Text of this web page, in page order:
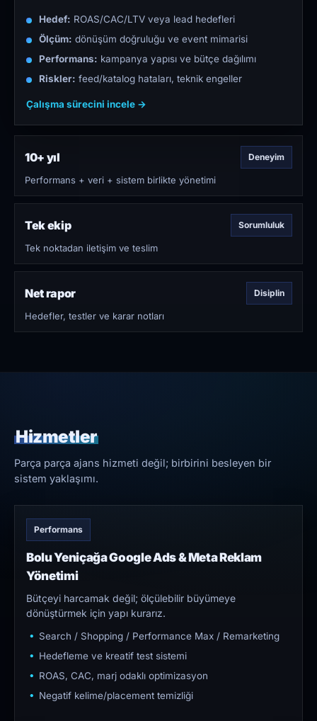
Hedef: ROAS/CAC/LTV veya lead hedefleri
Ölçüm: dönüşüm doğruluğu ve event mimarisi
Performans: kampanya yapısı ve bütçe dağılımı
Riskler: feed/katalog hataları, teknik engeller
Çalışma sürecini incele →
10+ yıl Deneyim
Performans + veri + sistem birlikte yönetimi
Tek ekip Sorumluluk
Tek noktadan iletişim ve teslim
Net rapor Disiplin
Hedefler, testler ve karar notları
Hizmetler
Parça parça ajans hizmeti değil; birbirini besleyen bir
sistem yaklaşımı.
Performans
Bolu Yeniçağa Google Ads & Meta Reklam
Yönetimi
Bütçeyi harcamak değil; ölçülebilir büyümeye
dönüştürmek için yapı kurarız.
Search / Shopping / Performance Max / Remarketing
Hedefleme ve kreatif test sistemi
ROAS, CAC, marj odaklı optimizasyon
Negatif kelime/placement temizliği